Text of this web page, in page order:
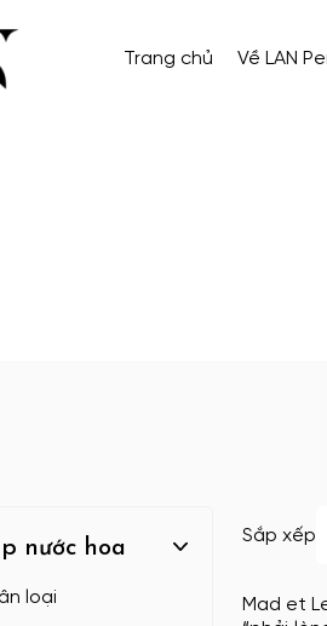
Trang chủ Về LAN
nước hoa
loại
Sắp xếp
Mad et